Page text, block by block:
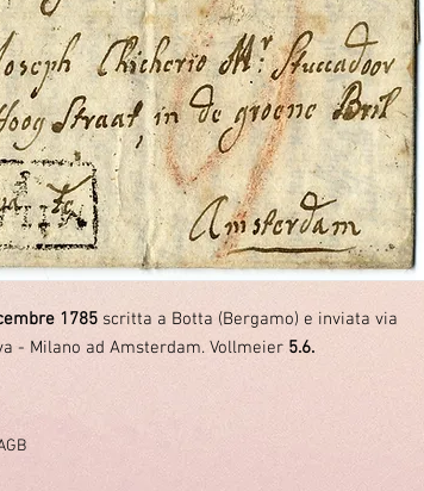
1785scritta a Botta (Bergamo) e inviata via
- Milano ad Amsterdam. Vollmeier5.6.